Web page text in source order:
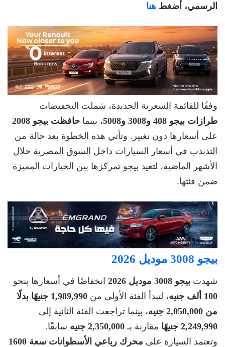
الرسمي، أضغط هنا
وفقًا للقائمة السعرية الجديدة، شملت التخفيضات
طرازات بيجو 408 و3008 و5008
، بينما حافظت بيجو 2008
على أسعارها دون تغيير. وتأتي هذه الخطوة بعد حالة من
التذبذب في أسعار السيارات داخل السوق المصرية خلال
الأشهر الماضية، لتعيد بيجو تمركزها بين الخيارات المميزة
ضمن فئتها.
بيجو 3008 موديل 2026
شهدت بيجو 3008 موديل 2026
انخفاضًا في أسعارها بنحو
100 ألف جنيه
، لتبدأ الفئة الأولى من
1,989,990 جنيهًا بدلًا
من 2,050,000 جنيه
، بينما تراجعت الفئة الثانية إلى
2,249,990 جنيهًا
مقارنة بـ 2,350,000 جنيه
سابقًا.
وتعتمد السيارة على
محرك رباعي الأسطوانات سعة 1600